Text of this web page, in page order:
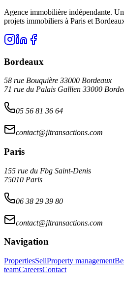
Agence immobilière indépendante.
projets immobiliers à Paris et
Bordeaux
58 rue Bouquière 33000 Bordeaux
71 rue du Palais Gallien 33000
05 56 81 36 64
contact@jltransactions.com
Paris
155 rue du Fbg Saint-Denis
75010 Paris
06 38 29 39 80
contact@jltransactions.com
Navigation
PropertiesSellProperty management
teamCareersContact